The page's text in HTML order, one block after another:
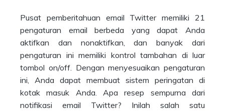
Pusat pemberitahuan email Twitter memiliki 21
pengaturan email berbeda yang dapat Anda
aktifkan dan nonaktifkan, dan banyak dari
pengaturan ini memiliki kontrol tambahan di luar
tombol on/off. Dengan menyesuaikan pengaturan
ini, Anda dapat membuat sistem peringatan di
kotak masuk Anda. Apa resep sempurna dari
notifikasi email Twitter? Inilah salah satu